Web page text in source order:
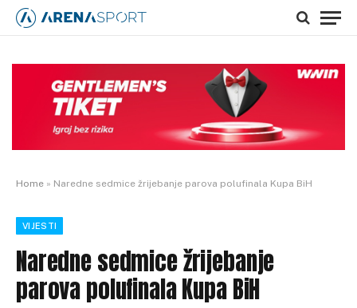
Home » Naredne sedmice žrijebanje parova polufinala Kupa BiH
VIJESTI
Naredne sedmice žrijebanje
parova polufinala Kupa BiH